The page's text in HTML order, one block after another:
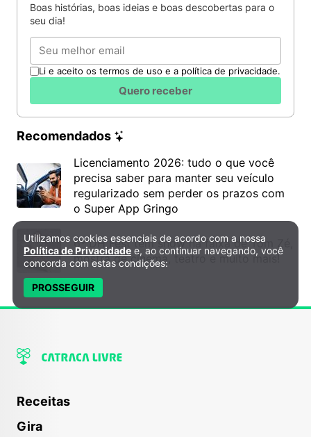
Boas histórias, boas ideias e boas descobertas para o
seu dia!
Email
Li e aceito os termos de uso e a política de privacidade.
Quero receber
Recomendados
Licenciamento 2026: tudo o que você
precisa saber para manter seu veículo
regularizado sem perder os prazos com
o Super App Gringo
6º DH Fest tem show na faixa de Tom Zé,
mostra de cinema, teatro e muito mais!
Receitas
Gira
Política de Privacidade e Cookies
Utilizamos cookies essenciais de acordo com a nossa
Política de Privacidade e, ao continuar navegando, você
concorda com estas condições:
PROSSEGUIR